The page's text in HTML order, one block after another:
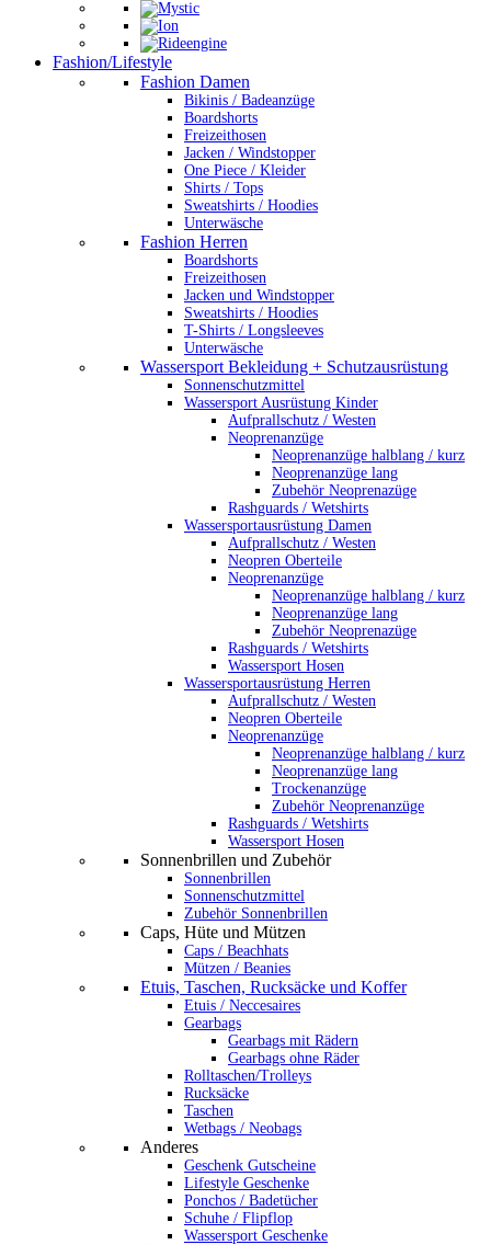
Fashion/Lifestyle
Fashion Damen
Bikinis / Badeanzüge
Boardshorts
Freizeithosen
Jacken / Windstopper
One Piece / Kleider
Shirts / Tops
Sweatshirts / Hoodies
Unterwäsche
Fashion Herren
Boardshorts
Freizeithosen
Jacken und Windstopper
Sweatshirts / Hoodies
T-Shirts / Longsleeves
Unterwäsche
Wassersport Bekleidung + Schutzausrüstung
Sonnenschutzmittel
Wassersport Ausrüstung Kinder
Aufprallschutz / Westen
Neoprenanzüge
Neoprenanzüge halblang / kurz
Neoprenanzüge lang
Zubehör Neoprenazüge
Rashguards / Wetshirts
Wassersportausrüstung Damen
Aufprallschutz / Westen
Neopren Oberteile
Neoprenanzüge
Neoprenanzüge halblang / kurz
Neoprenanzüge lang
Zubehör Neoprenazüge
Rashguards / Wetshirts
Wassersport Hosen
Wassersportausrüstung Herren
Aufprallschutz / Westen
Neopren Oberteile
Neoprenanzüge
Neoprenanzüge halblang / kurz
Neoprenanzüge lang
Trockenanzüge
Zubehör Neoprenanzüge
Rashguards / Wetshirts
Wassersport Hosen
Sonnenbrillen und Zubehör
Sonnenbrillen
Sonnenschutzmittel
Zubehör Sonnenbrillen
Caps, Hüte und Mützen
Caps / Beachhats
Mützen / Beanies
Etuis, Taschen, Rucksäcke und Koffer
Etuis / Neccesaires
Gearbags
Gearbags mit Rädern
Gearbags ohne Räder
Rolltaschen/Trolleys
Rucksäcke
Taschen
Wetbags / Neobags
Anderes
Geschenk Gutscheine
Lifestyle Geschenke
Ponchos / Badetücher
Schuhe / Flipflop
Wassersport Geschenke